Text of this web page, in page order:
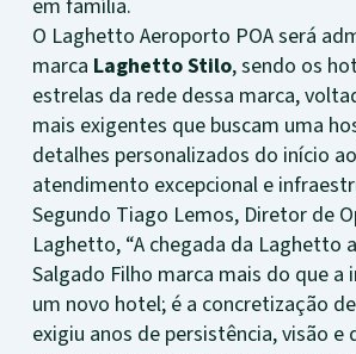
em família.
O Laghetto Aeroporto POA será
marca Laghetto Stilo, sendo os
estrelas da rede dessa marca,
mais exigentes que buscam uma
detalhes personalizados do início
atendimento excepcional e
Segundo Tiago Lemos, Diretor de
Laghetto, “A chegada da Laghetto
Salgado Filho marca mais do que a
um novo hotel; é a concretização
exigiu anos de persistência, visão e